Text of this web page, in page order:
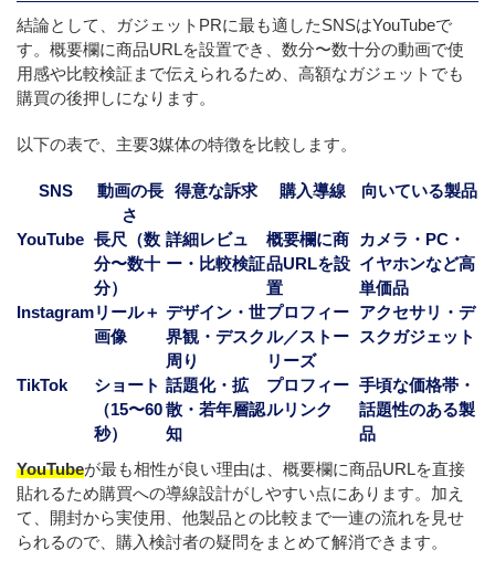
結論として、ガジェットPRに最も適したSNSはYouTubeで
す。概要欄に商品URLを設置でき、数分〜数十分の動画で使
用感や比較検証まで伝えられるため、高額なガジェットでも
購買の後押しになります。
以下の表で、主要3媒体の特徴を比較します。
SNS
動画の長
さ
得意な訴求 購入導線 向いている製品
YouTube 長尺（数
分〜数十
分）
詳細レビュ
ー・比較検証
概要欄に商
品URLを設
置
カメラ・PC・
イヤホンなど高
単価品
Instagramリール＋
画像
デザイン・世
界観・デスク
周り
プロフィー
ル／ストー
リーズ
アクセサリ・デ
スクガジェット
TikTok
ショート
（15〜60
秒）
話題化・拡
散・若年層認
知
プロフィー
ルリンク
手頃な価格帯・
話題性のある製
品
YouTubeが最も相性が良い理由は、概要欄に商品URLを直接
貼れるため購買への導線設計がしやすい点にあります。加え
て、開封から実使用、他製品との比較まで一連の流れを見せ
られるので、購入検討者の疑問をまとめて解消できます。